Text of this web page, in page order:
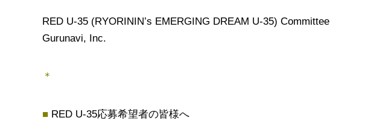
RED U-35 (RYORININ’s EMERGING DREAM U-35) Committee
Gurunavi, Inc.
＊
■ RED U-35応募希望者の皆様へ